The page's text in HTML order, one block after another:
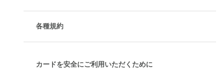
各種規約
カードを安全にご利用いただくために